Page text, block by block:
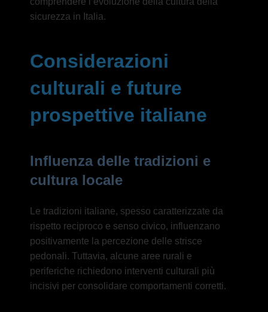
sicurezza in Italia.
Considerazioni
culturali e future
prospettive italiane
Influenza delle tradizioni e
cultura locale
Le tradizioni italiane, spesso caratterizzate da
rispetto reciproco e senso civico, influenzano
positivamente la percezione delle strisce
pedonali. Tuttavia, alcune aree rurali e
periferiche richiedono interventi culturali più
incisivi per consolidare comportamenti corretti.